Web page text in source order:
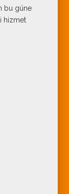
bu güne
hizmet